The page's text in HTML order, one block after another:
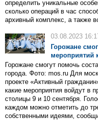
определить уникальные
сколько операций в час
архивный комплекс, а также
03.08.2023
Горожане
мероприятий
Горожане смогут помочь
города. Фото: mos.ru Для
проекте «Активный
какие мероприятия войдут в
столицы 9 и 10 сентября.
каждом можно отметить до
собственными идеями,